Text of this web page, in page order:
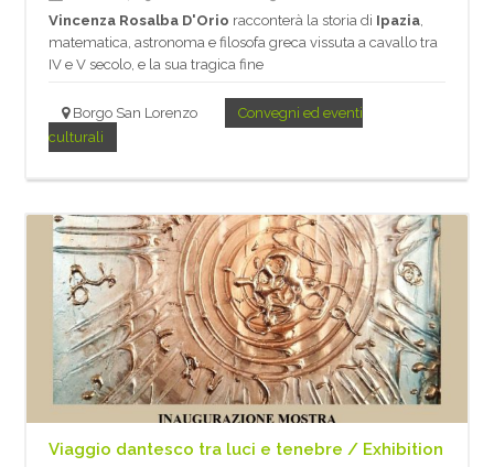
Vincenza Rosalba D'Orio racconterà la storia di Ipazia
matematica, astronoma e filosofa greca vissuta a cavallo tra
IV e V secolo, e la sua tragica fine
Borgo San Lorenzo
Convegni ed eventi
culturali
Viaggio dantesco tra luci e tenebre / Exhibition